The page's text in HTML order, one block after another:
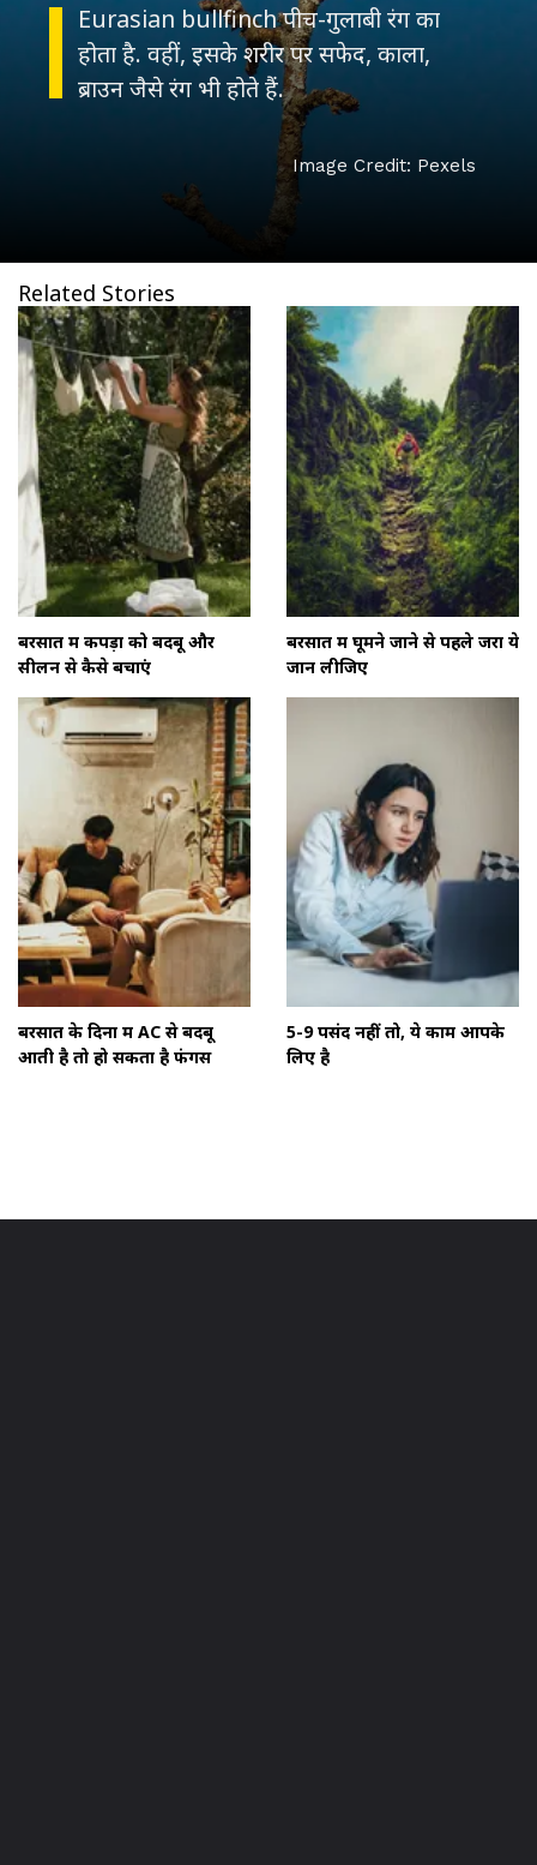
Eurasian bullfinch पीच-गुलाबी रंग का
होता है. वहीं, इसके शरीर पर सफेद, काला,
ब्राउन जैसे रंग भी होते हैं.
Image Credit: Pexels
Related Stories
बरसात में कपड़ों को बदबू और
सीलन से कैसे बचाएं
बरसात में घूमने जाने से पहले जरा ये
जान लीजिए
बरसात के दिनों में AC से बदबू
आती है तो हो सकता है फंगस
5-9 पसंद नहीं तो, ये काम आपके
लिए है